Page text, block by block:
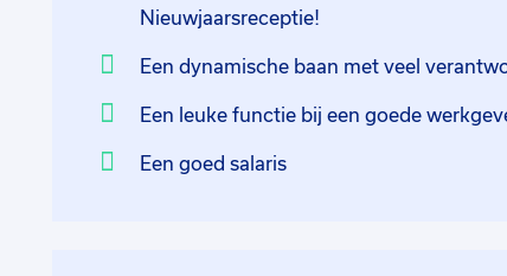
Nieuwjaarsreceptie!
Een dynamische baan met veel
Een leuke functie bij een goede
Een goed salaris